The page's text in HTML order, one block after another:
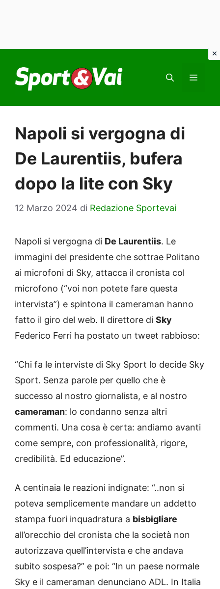
contenuto
Napoli si vergogna di
De Laurentiis, bufera
dopo la lite con Sky
12 Marzo 2024 di Redazione Sportevai
Napoli si vergogna di De Laurentiis. Le
immagini del presidente che sottrae Politano
ai microfoni di Sky, attacca il cronista col
microfono (“voi non potete fare questa
intervista”) e spintona il cameraman hanno
fatto il giro del web. Il direttore di Sky
Federico Ferri ha postato un tweet rabbioso:
“Chi fa le interviste di Sky Sport lo decide Sky
Sport. Senza parole per quello che è
successo al nostro giornalista, e al nostro
cameraman: lo condanno senza altri
commenti. Una cosa è certa: andiamo avanti
come sempre, con professionalità, rigore,
credibilità. Ed educazione”.
A centinaia le reazioni indignate: “..non si
poteva semplicemente mandare un addetto
stampa fuori inquadratura a bisbigliare
all’orecchio del cronista che la società non
autorizzava quell’intervista e che andava
subito sospesa?” e poi: “In un paese normale
Sky e il cameraman denunciano ADL. In Italia